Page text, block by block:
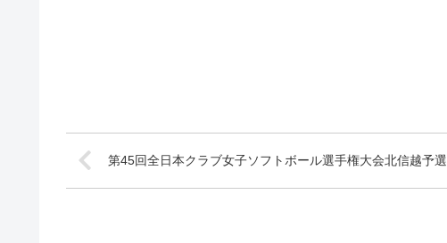
第45回全日本クラブ女子ソフトボール選手権大会北信越予選